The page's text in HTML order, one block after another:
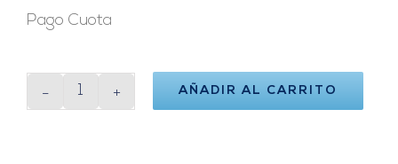
Pago Cuota
AÑADIR AL CARRITO